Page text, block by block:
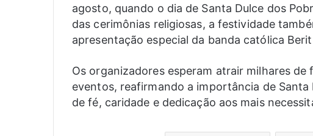
agosto, quando o dia de Santa Dulce dos
das cerimônias religiosas, a festividade
apresentação especial da banda católica
Os organizadores esperam atrair milhares
eventos, reafirmando a importância de
de fé, caridade e dedicação aos mais